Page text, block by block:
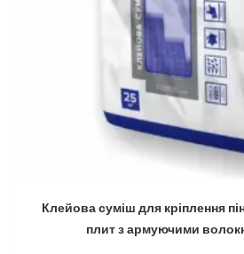
Клейова суміш для кріплення
плит з армуючими